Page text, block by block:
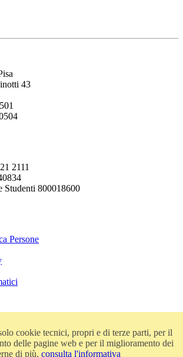
43
2111
Studenti 800018600
Persone
trasparente
cookie tecnici, propri e di terze parti, per il
delle pagine web e per il miglioramento dei
di più, consulta l'informativa